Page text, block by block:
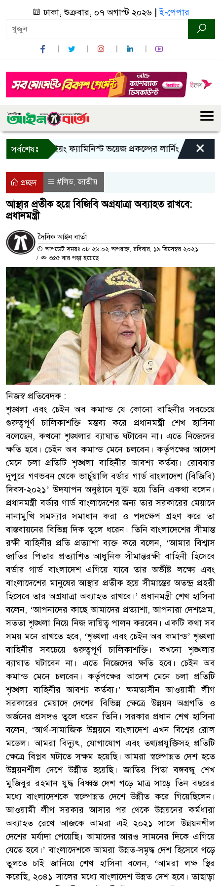
ঢাকা, শুক্রবার, ০৭ অগাস্ট ২০২৬ |ই-পেপার
সর্বশেষঃ
বান্দরবানে ইয়ং ফ্যামিনিস্ট ভয়েজ প্রকল্পের লার্নিং শেয়ারিং×
প্রচ্ছদ #লিড,জাতীয়
আস্থার প্রতীক হয়ে বিজিবি অগ্রযাত্রা অব্যাহত রাখবে:
প্রধানমন্ত্রী
দৈনিক আইন বার্তা
আপডেট সময়ঃ ০৮:২৬:০২ অপরাহ্ন, রবিবার, ১৯ ডিসেম্বর ২০২১
/
৩৫৫ বার পড়া হয়েছে
নিজস্ব প্রতিবেদক :
শৃঙ্খলা এবং চেইন অব কমান্ড যে কোনো বাহিনীর সবচেয়ে
গুরুত্বপূর্ণ চালিকাশক্তি মন্তব্য করে প্রধানমন্ত্রী শেখ হাসিনা
বলেছেন, কখনো শৃঙ্খলার ব্যাঘাত ঘটাবেন না। এতে নিজেদের
ক্ষতি হবে। চেইন অব কমান্ড মেনে চলবেন। কর্তৃপক্ষের আদেশ
মেনে চলা প্রতিটি শৃঙ্খলা বাহিনীর আবশ্য কর্তব্য। রোববার
দুপুরে গণভবন থেকে ভার্চুয়ালি বর্ডার গার্ড বাংলাদেশ (বিজিবি)
দিবস-২০২১’ উদযাপন অনুষ্ঠানে যুক্ত হয়ে তিনি একথা বলেন।
প্রধানমন্ত্রী বর্ডার গার্ড বাংলাদেশের জন্য তার সরকারের মেয়াদে
নানামুখি সমস্যার সমাধান করা ও পদক্ষেপ গ্রহণ করে তা
বাস্তবায়নের বিভিন্ন দিক তুলে ধরেন। তিনি বাংলাদেশের সীমান্ত
রক্ষী বাহিনীর প্রতি প্রত্যাশা ব্যক্ত করে বলেন, ‘আমার বিশ্বাস
জাতির পিতার প্রত্যাশিত আধুনিক সীমান্তরক্ষী বাহিনী হিসেবে
বর্ডার গার্ড বাংলাদেশ এগিয়ে যাবে তার অভীষ্ট লক্ষ্যে এবং
বাংলাদেশের মানুষের আস্থার প্রতীক হয়ে সীমান্তের অতন্দ্র প্রহরী
হিসেবে তার অগ্রযাত্রা অব্যাহত রাখবে।’ প্রধানমন্ত্রী শেখ হাসিনা
বলেন, ‘আপনাদের কাছে আমাদের প্রত্যাশা, আপনারা দেশপ্রেম,
সততা শৃঙ্খলা নিয়ে নিজ দায়িত্ব পালন করবেন। একটি কথা সব
সময় মনে রাখতে হবে, ‘শৃঙ্খলা এবং চেইন অব কমান্ড’ শৃঙ্খলা
বাহিনীর সবচেয়ে গুরুত্বপূর্ণ চালিকাশক্তি। কখনো শৃঙ্খলার
ব্যাঘাত ঘটাবেন না। এতে নিজেদের ক্ষতি হবে। চেইন অব
কমান্ড মেনে চলবেন। কর্তৃপক্ষের আদেশ মেনে চলা প্রতিটি
শৃঙ্খলা বাহিনীর আবশ্য কর্তব্য।’ ক্ষমতাসীন আওয়ামী লীগ
সরকারের মেয়াদে দেশের বিভিন্ন ক্ষেত্রে উন্নয়ন অগ্রগতি ও
অর্জনের প্রসঙ্গও তুলে ধরেন তিনি। সরকার প্রধান শেখ হাসিনা
বলেন, ‘আর্থ-সামাজিক উন্নয়নে বাংলাদেশ এখন বিশ্বের রোল
মডেল। আমরা বিদ্যুৎ, যোগাযোগ এবং তথ্যপ্রযুক্তিসহ প্রতিটি
ক্ষেত্রে বিপ্লব ঘটাতে সক্ষম হয়েছি। আমরা স্বল্পোন্নত দেশ হতে
উন্নয়নশীল দেশে উন্নীত হয়েছি। জাতির পিতা বঙ্গবন্ধু শেখ
মুজিবুর রহমান যুদ্ধ বিধ্বস্ত দেশ গড়ে মাত্র সাড়ে তিন বছরের
মধ্যে বাংলাদেশকে স্বল্পোন্নত দেশে উন্নীত করে গিয়েছিলেন।
আওয়ামী লীগ সরকার আসার পর থেকে উন্নয়নের কর্মধারা
অব্যাহত রেখে আজকে আমরা এই ২০২১ সালে উন্নয়নশীল
দেশের মর্যাদা পেয়েছি। আমাদের আরও সামনের দিকে এগিয়ে
যেতে হবে।’ বাংলাদেশকে আমরা উন্নত-সমৃদ্ধ দেশ হিসেবে গড়ে
তুলতে চাই জানিয়ে শেখ হাসিনা বলেন, ‘আমরা লক্ষ স্থির
করেছি, ২০৪১ সালের মধ্যে বাংলাদেশ উন্নত দেশ হবে। তাছাড়া